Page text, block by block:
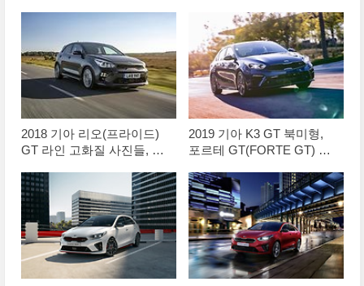
2018 기아 리오(프라이드)
GT 라인 고화질 사진들, 1.0
2019 기아 K3 GT 북미형,
포르테 GT(FORTE GT) 원